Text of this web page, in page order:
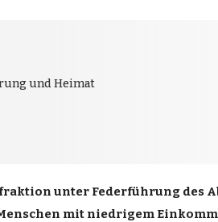
und Heimat
unter Federführung des
mit niedrigem